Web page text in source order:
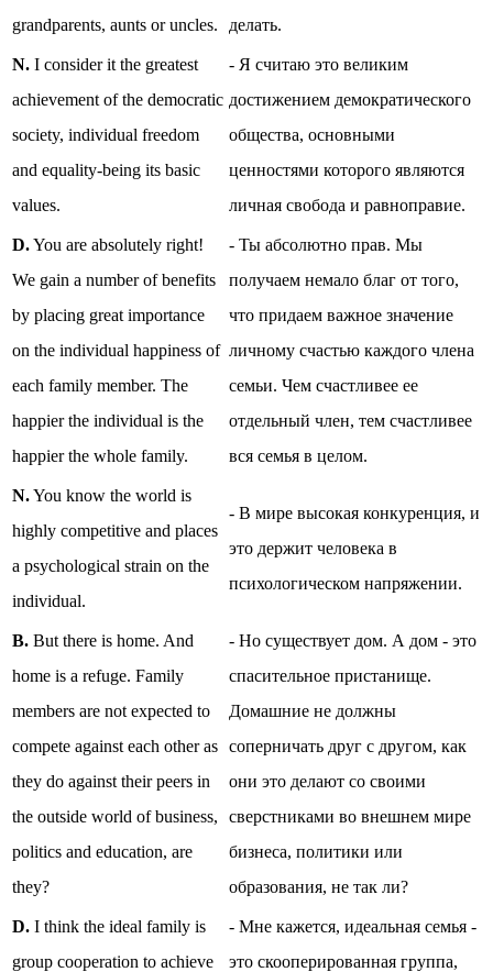
grandparents, aunts or uncles.
делать.
N. I consider it the greatest
achievement of the democratic
society, individual freedom
and equality-being its basic
values.
- Я считаю это великим
достижением демократического
общества, основными
ценностями которого являются
личная свобода и равноправие.
D.You are absolutely right!
We gain a number of benefits
by placing great importance
on the individual happiness of
each family member. The
happier the individual is the
happier the whole family.
- Ты абсолютно прав. Мы
получаем немало благ от того,
что придаем важное значение
личному счастью каждого члена
семьи. Чем счастливее ее
отдельный член, тем счастливее
вся семья в целом.
N.You know the world is
highly competitive and places
a psychological strain on the
individual.
- В мире высокая конкуренция, и
это держит человека в
психологическом напряжении.
B. But there is home. And
home is a refuge. Family
members are not expected to
compete against each other as
they do against their peers in
the outside world of business,
politics and education, are
they?
- Но существует дом. А дом - это
спасительное пристанище.
Домашние не должны
соперничать друг с другом, как
они это делают со своими
сверстниками во внешнем мире
бизнеса, политики или
образования, не так ли?
D. I think the ideal family is
group cooperation to achieve
- Мне кажется, идеальная семья -
это скооперированная группа,